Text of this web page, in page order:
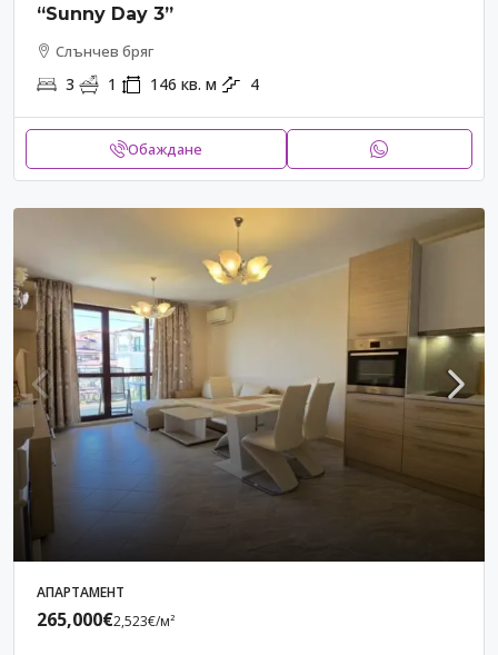
“Sunny Day 3”
Слънчев бряг
3 1 146 кв. м 4
Обаждане
АПАРТАМЕНТ
265,000€2,523€/м²